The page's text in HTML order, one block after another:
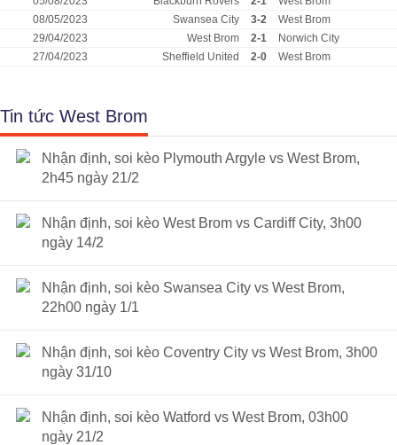
08/05/2023
Swansea City 3-2
West Brom
29/04/2023
West Brom 2-1
Norwich City
27/04/2023
Sheffield United 2-0 West Brom
Tin tức West Brom
Nhận định, soi kèo Plymouth Argyle vs West Brom,
2h45 ngày 21/2
Nhận định, soi kèo West Brom vs Cardiff City, 3h00
ngày 14/2
Nhận định, soi kèo Swansea City vs West Brom,
22h00 ngày 1/1
Nhận định, soi kèo Coventry City vs West Brom, 3h00
ngày 31/10
Nhận định, soi kèo Watford vs West Brom, 03h00
ngày 21/2